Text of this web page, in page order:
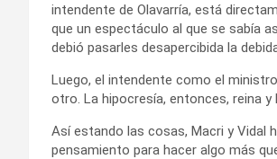
intendente de Olavarría, está
que un espectáculo al que se sabía
debió pasarles desapercibida la
Luego, el intendente como el
otro. La hipocresía, entonces, reina y
Así estando las cosas, Macri y Vidal
pensamiento para hacer algo más